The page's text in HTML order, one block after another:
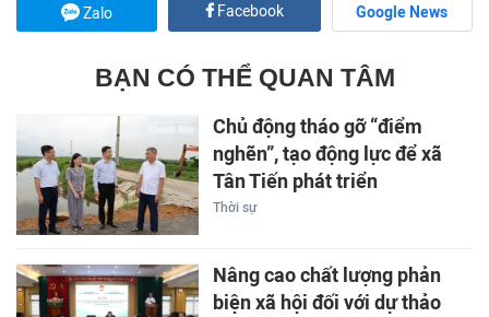
Zalo Facebook Google News
BẠN CÓ THỂ QUAN TÂM
Chủ động tháo gỡ “điểm
nghẽn”, tạo động lực để xã
Tân Tiến phát triển
Thời sự
Nâng cao chất lượng phản
biện xã hội đối với dự thảo